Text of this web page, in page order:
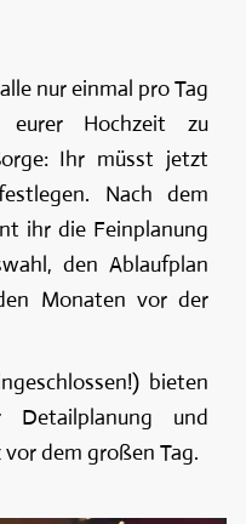
nur einmal pro Tag
eurer Hochzeit zu
Ihr müsst jetzt
Nach dem
ihr die Feinplanung
den Ablaufplan
Monaten vor der
bieten
und
dem großen Tag.